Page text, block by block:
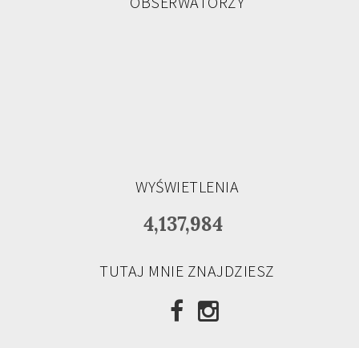
WYŚWIETLENIA
4,137,984
TUTAJ MNIE ZNAJDZIESZ